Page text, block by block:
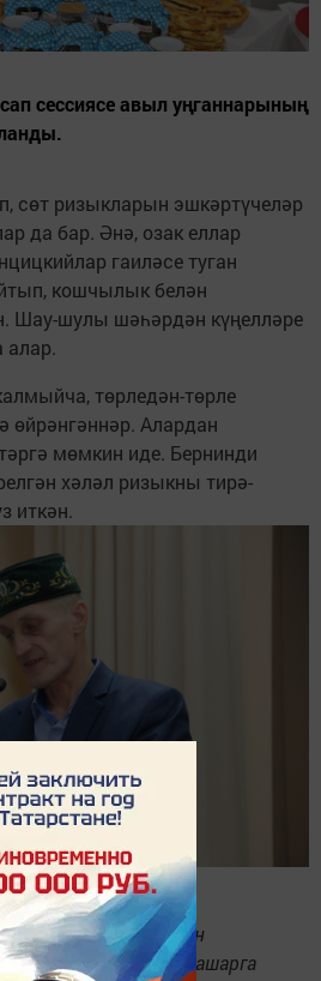
сессиясе авыл уңганнарының
сөт ризыкларын эшкәртүчеләр
да бар. Әнә, озак еллар
гаиләсе туган
кошчылык белән
Шау-шулы шәһәрдән күңелләре
алар.
төрледән-төрле
өйрәнгәннәр. Алардан
мөмкин иде. Бернинди
хәләл ризыкны тирә-
иткән.
рулет һәм ысланган
рәхәтләнеп ашарга